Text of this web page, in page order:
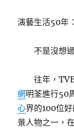
演藝生活50年
不是沒想過
往年，TVB
網明荃進行50
心界的100位
景人物之一，